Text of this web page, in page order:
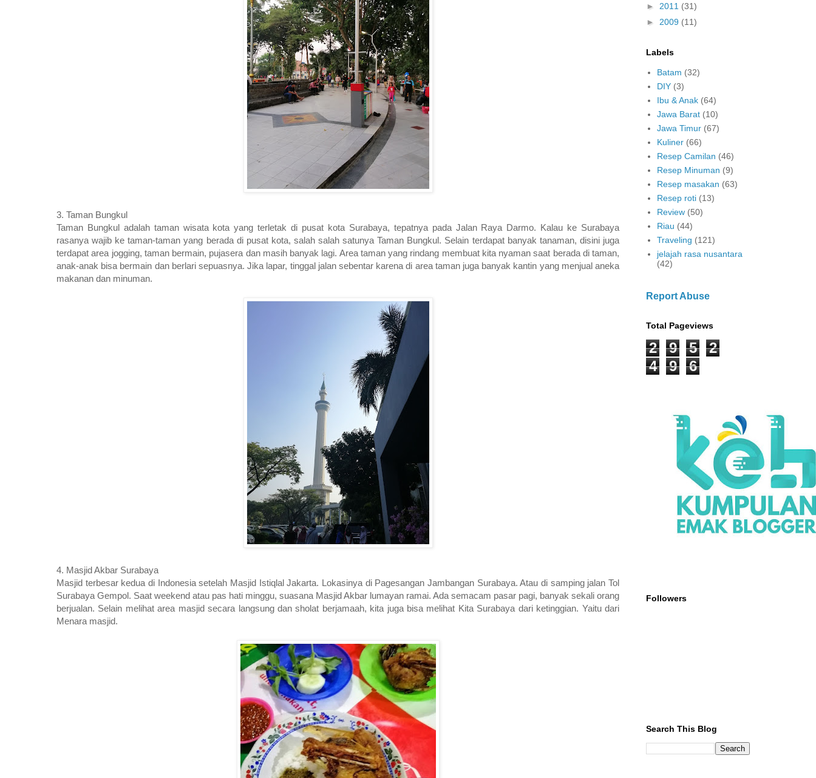
3. Taman Bungkul
Taman Bungkul adalah taman wisata kota yang terletak di pusat kota Surabaya, tepatnya pada Jalan Raya Darmo. Kalau ke Surabaya
rasanya wajib ke taman-taman yang berada di pusat kota, salah salah satunya Taman Bungkul. Selain terdapat banyak tanaman, disini juga
terdapat area jogging, taman bermain, pujasera dan masih banyak lagi. Area taman yang rindang membuat kita nyaman saat berada di taman,
anak-anak bisa bermain dan berlari sepuasnya. Jika lapar, tinggal jalan sebentar karena di area taman juga banyak kantin yang menjual aneka
makanan dan minuman.
4. Masjid Akbar Surabaya
Masjid terbesar kedua di Indonesia setelah Masjid Istiqlal Jakarta. Lokasinya di Pagesangan Jambangan Surabaya. Atau di samping jalan Tol
Surabaya Gempol. Saat weekend atau pas hati minggu, suasana Masjid Akbar lumayan ramai. Ada semacam pasar pagi, banyak sekali orang
berjualan. Selain melihat area masjid secara langsung dan sholat berjamaah, kita juga bisa melihat Kita Surabaya dari ketinggian. Yaitu dari
Menara masjid.
► 2011 (31)
► 2009 (11)
Labels
Batam (32)
DIY (3)
Ibu & Anak (64)
Jawa Barat (10)
Jawa Timur (67)
Kuliner (66)
Resep Camilan (46)
Resep Minuman (9)
Resep masakan (63)
Resep roti (13)
Review (50)
Riau (44)
Traveling (121)
jelajah rasa nusantara
(42)
Report Abuse
Total Pageviews
2 9 5
2
4
9 6
Followers
Search This Blog